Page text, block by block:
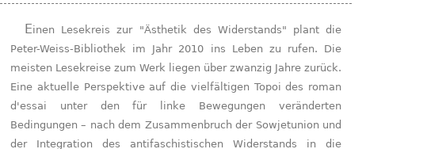
Einen Lesekreis zur "Ästhetik des Widerstands" plant die
Peter-Weiss-Bibliothek im Jahr 2010 ins Leben zu rufen. Die
meisten Lesekreise zum Werk liegen über zwanzig Jahre zurück.
Eine aktuelle Perspektive auf die vielfältigen Topoi des roman
d'essai unter den für linke Bewegungen veränderten
Bedingungen – nach dem Zusammenbruch der Sowjetunion und
der Integration des antifaschistischen Widerstands in die